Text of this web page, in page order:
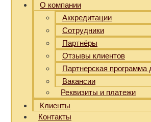
О компании
Аккредитации
Сотрудники
Партнёры
Отзывы клиентов
Партнерская программа
Вакансии
Реквизиты и платежи
Клиенты
Контакты